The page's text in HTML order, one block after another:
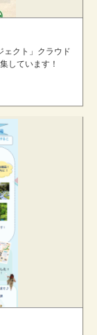
ェクト」クラウド
しています！